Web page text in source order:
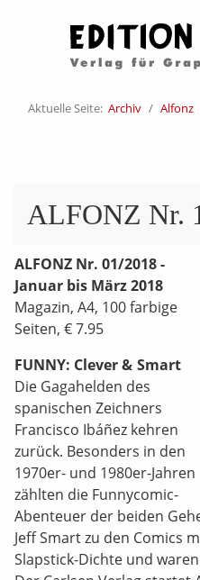
Aktuelle Seite: Archiv Alfonz
ALFONZ Nr.
ALFONZ Nr. 01/2018 -
Januar bis März 2018
Magazin, A4, 100 farbige
Seiten, € 7.95
FUNNY: Clever & Smart
Die Gagahelden des
spanischen Zeichners
Francisco Ibáñez kehren
zurück. Besonders in den
1970er- und 1980er-Jahren
zählten die Funnycomic-
Abenteuer der beiden
Jeff Smart zu den Comics
Slapstick-Dichte und